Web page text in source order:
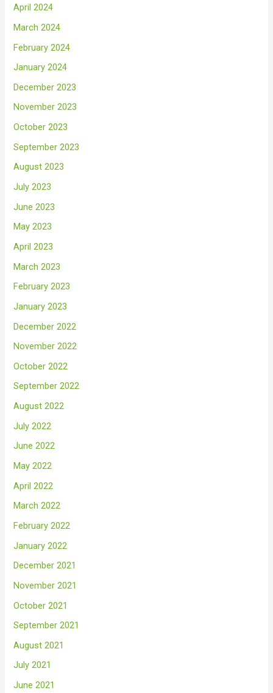
April 2024
March 2024
February 2024
January 2024
December 2023
November 2023
October 2023
September 2023
August 2023
July 2023
June 2023
May 2023
April 2023
March 2023
February 2023
January 2023
December 2022
November 2022
October 2022
September 2022
August 2022
July 2022
June 2022
May 2022
April 2022
March 2022
February 2022
January 2022
December 2021
November 2021
October 2021
September 2021
August 2021
July 2021
June 2021